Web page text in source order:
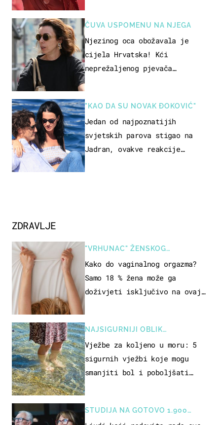
ČUVA USPOMENU NA NJEGA
Njezinog oca obožavala je
cijela Hrvatska! Kći
neprežaljenog pjevača
"KAO DA SU NOVAK ĐOKOVIĆ"
Jedan od najpoznatijih
svjetskih parova stigao na
Jadran, ovakve reakcije
ZDRAVLJE
"VRHUNAC" ŽENSKOG
SEKSUALNOG ISKUSTVA
Kako do vaginalnog orgazma?
Samo 18 % žena može ga
doživjeti isključivo na ovaj
NAJSIGURNIJI OBLIK
REKREACIJE
Vježbe za koljeno u moru: 5
sigurnih vježbi koje mogu
smanjiti bol i poboljšati
STUDIJA NA GOTOVO 1.900